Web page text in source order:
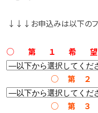
↓↓↓お申込みは以下のフ
○第１希
○第
○第